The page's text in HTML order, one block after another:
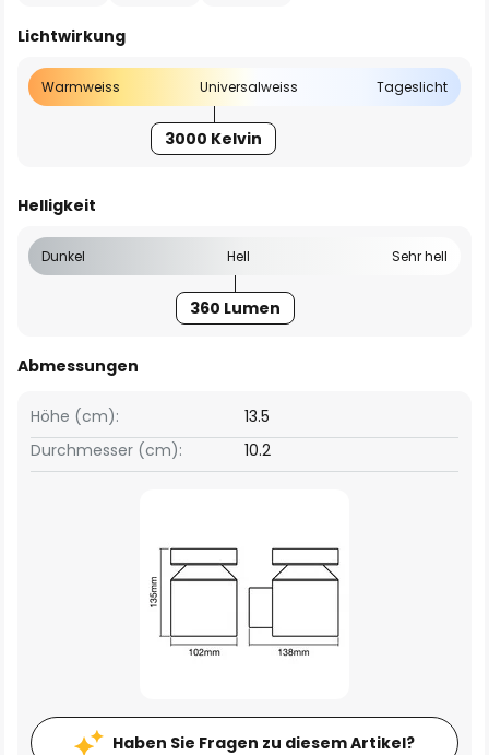
Lichtwirkung
Warmweiss Universalweiss Tageslicht
3000 Kelvin
Helligkeit
Dunkel Hell Sehr hell
360 Lumen
Abmessungen
Höhe (cm):
13.5
Durchmesser (cm):
10.2
Haben Sie Fragen zu diesem Artikel?